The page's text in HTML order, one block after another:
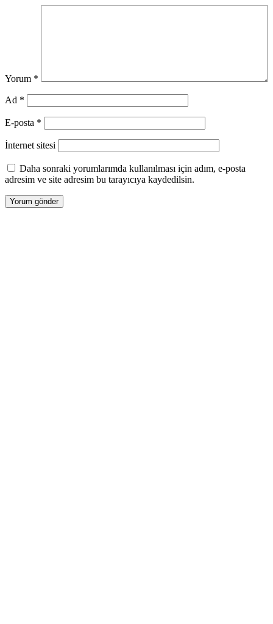
Yorum *
Ad *
E-posta *
İnternet sitesi
Daha sonraki yorumlarımda kullanılması için adım, e-posta
adresim ve site adresim bu tarayıcıya kaydedilsin.